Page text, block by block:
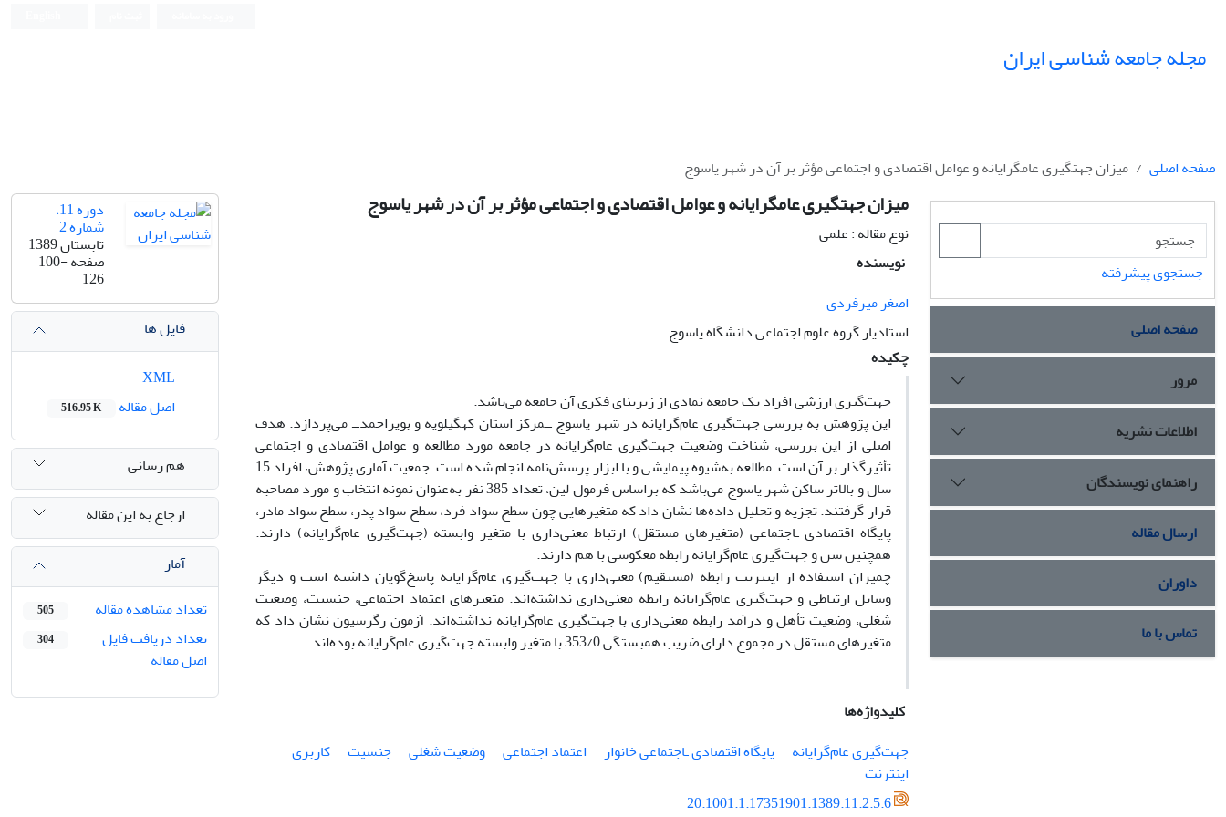
مجله جامعه شناسی ایران
صفحه اصلی میزان جهتگیرى عامگرایانه و عوامل اقتصادى و اجتماعى مؤثر بر آن در شهر یاسوج
میزان جهتگیرى عامگرایانه و عوامل اقتصادى و اجتماعى مؤثر بر آن در شهر یاسوج
نوع مقاله : علمی
نویسنده
اصغر میرفردى
استادیار گروه علوم اجتماعى دانشگاه یاسوج
چکیده
جهت‌گیرى ارزشى افراد یک جامعه نمادى از زیربناى فکرى آن جامعه مى‌باشد.
این پژوهش به بررسى جهت‌گیرى عام‌گرایانه در شهر یاسوج ــمرکز استان کهگیلویه و بویراحمدــ مى‌پردازد. هدف
اصلى از این بررسى، شناخت وضعیت جهت‌گیرى عام‌گرایانه در جامعه مورد مطالعه و عوامل اقتصادى و اجتماعى
تأثیرگذار بر آن است. مطالعه به‌شیوه پیمایشى و با ابزار پرسش‌نامه انجام شده است. جمعیت آمارى پژوهش، افراد 15
سال و بالاتر ساکن شهر یاسوج مى‌باشد که براساس فرمول لین، تعداد 385 نفر به‌عنوان نمونه انتخاب و مورد مصاحبه
قرار گرفتند. تجزیه و تحلیل داده‌ها نشان داد که متغیرهایى چون سطح سواد فرد، سطح سواد پدر، سطح سواد مادر،
پایگاه اقتصادى ـاجتماعى (متغیرهاى مستقل) ارتباط معنى‌دارى با متغیر وابسته (جهت‌گیرى عام‌گرایانه) دارند.
همچنین سن و جهت‌گیرى عام‌گرایانه رابطه معکوسى با هم دارند.
چمیزان استفاده از اینترنت رابطه (مستقیم) معنى‌دارى با جهت‌گیرى عام‌گرایانه پاسخ‌گویان داشته است و دیگر
وسایل ارتباطى و جهت‌گیرى عام‌گرایانه رابطه معنى‌دارى نداشته‌اند. متغیرهاى اعتماد اجتماعى، جنسیت، وضعیت
شغلى، وضعیت تأهل و درآمد رابطه معنى‌دارى با جهت‌گیرى عام‌گرایانه نداشته‌اند. آزمون رگرسیون نشان داد که
متغیرهاى مستقل در مجموع داراى ضریب همبستگى 353/0 با متغیر وابسته جهت‌گیرى عام‌گرایانه بوده‌اند.
کلیدواژه‌ها
جهت‌گیرى عام‌گرایانه
پایگاه اقتصادى ـاجتماعى خانوار اعتماد اجتماعى وضعیت شغلى جنسیت
کاربرى
اینترنت
20.1001.1.17351901.1389.11.2.5.6
دوره 11،
شماره 2
تابستان 1389
صفحه100-
126
فایل ها
اصل مقاله
516.95 K
هم رسانی
ارجاع به این مقاله
آمار
تعداد مشاهده مقاله
505
تعداد دریافت فایل
اصل مقاله
304
جستجوی پیشرفته
صفحه اصلی
مرور
اطلاعات نشریه
راهنمای نویسندگان
ارسال مقاله
داوران
تماس با ما